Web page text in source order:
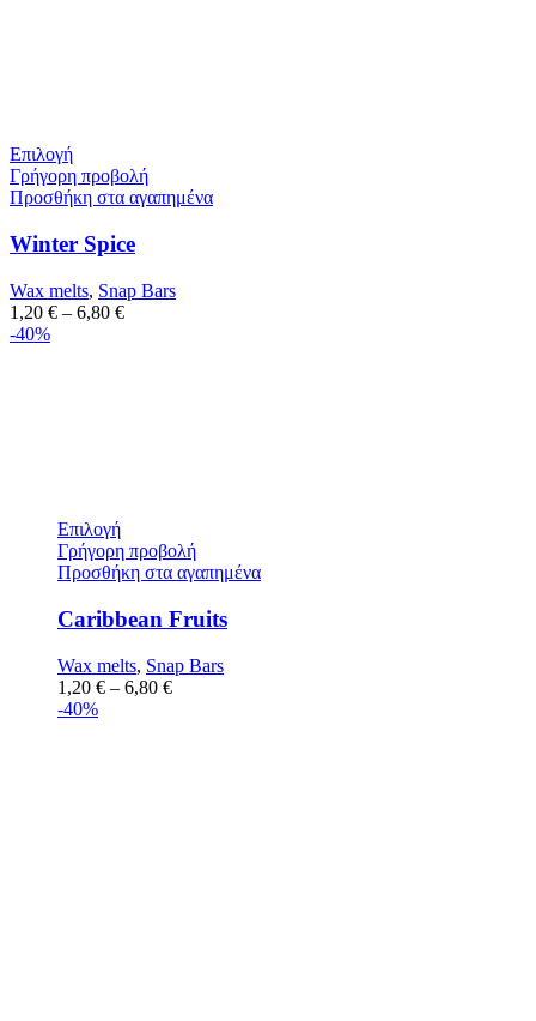
Επιλογή
Γρήγορη προβολή
Προσθήκη στα αγαπημένα
Caribbean Fruits
Wax melts, Snap Bars
1,20 € – 6,80 €
-40%
Επιλογή
Γρήγορη προβολή
Προσθήκη στα αγαπημένα
Winter Spice
Wax melts, Snap Bars
1,20 € – 6,80 €
-40%